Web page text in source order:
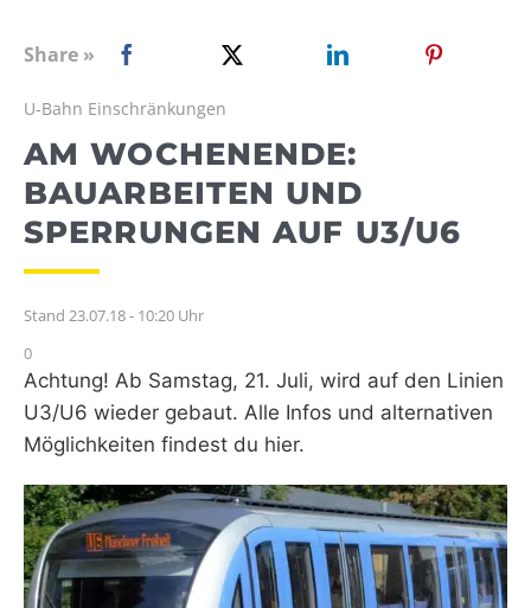
Share »
U-Bahn Einschränkungen
AM WOCHENENDE:
BAUARBEITEN UND
SPERRUNGEN AUF U3/U6
Stand 23.07.18 - 10:20 Uhr
0
Achtung! Ab Samstag, 21. Juli, wird auf den Linien
U3/U6 wieder gebaut. Alle Infos und alternativen
Möglichkeiten findest du hier.